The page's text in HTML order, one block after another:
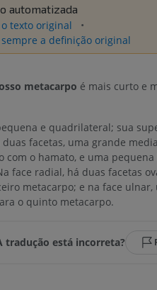
automatizada
texto original
a definição original
metacarpo é mais curto e
e quadrilateral; sua
facetas, uma grande
com o hamato, e uma
face radial, há duas facetas
metacarpo; e na face ulnar,
o quinto metacarpo.
tradução está incorreta?